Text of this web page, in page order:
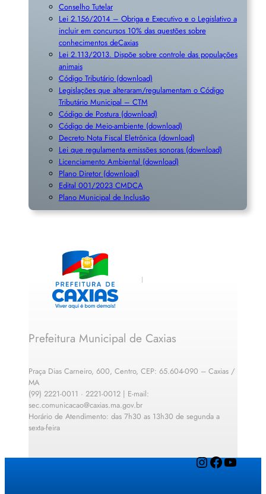
Conselho Tutelar
Lei 2.156/2014 – Obriga e Executivo e o Legislativo a
incluir em concursos 10% das questões sobre
conhecimentos deCaxias
Lei 2.113/2013. Dispõe sobre controle das populações
animais
Código Tributário (download)
Legislações que alteraram/regulamentam o Código
Tributário Municipal – CTM
Código de Postura (download)
Código de Meio-ambiente (download)
Decreto Nota Fiscal Eletrônica (download)
Lei que regulamenta emissões sonoras (download)
Licenciamento Ambiental (download)
Plano Diretor (download)
Edital 001/2023 CMDCA
Plano Municipal de Inclusão
Prefeitura Municipal de Caxias
Praça Dias Carneiro, 600, Centro, CEP: 65.604-090 – Caxias /
MA
(99) 2221-0011 · 2221-0012 | E-mail:
sec.comunicacao@caxias.ma.gov.br
Horário de Atendimento: das 7h30 as 13h30 de segunda a
sexta-feira
InstagramFacebook YouTube